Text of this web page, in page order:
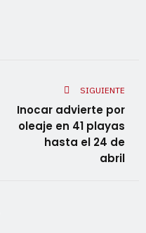
SIGUIENTE
Inocar advierte por
oleaje en 41 playas
hasta el 24 de
abril